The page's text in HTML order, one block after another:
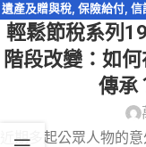
遺產及贈與稅, 保險給付, 信
遺產及贈與稅,資產傳承,
請
輕鬆節稅系列
階段改變：如
傳承
近期多起公眾人物的